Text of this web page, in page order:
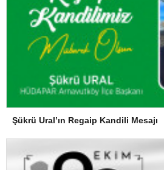
Şükrü Ural’ın Regaip Kandili Mesajı